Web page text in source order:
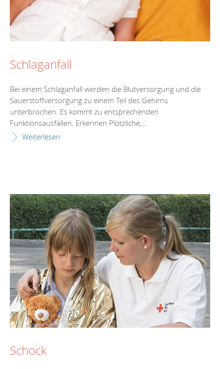
Schlaganfall
Bei einem Schlaganfall werden die Blutversorgung und die
Sauerstoffversorgung zu einem Teil des Gehirns
unterbrochen. Es kommt zu entsprechenden
Funktionsausfällen. Erkennen Plötzliche,...
Weiterlesen
Schock